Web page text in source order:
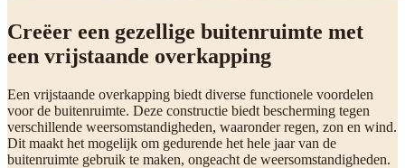
Creëer een gezellige buitenruimte met
een vrijstaande overkapping
Een vrijstaande overkapping biedt diverse functionele voordelen
voor de buitenruimte. Deze constructie biedt bescherming tegen
verschillende weersomstandigheden, waaronder regen, zon en wind.
Dit maakt het mogelijk om gedurende het hele jaar van de
buitenruimte gebruik te maken, ongeacht de weersomstandigheden.